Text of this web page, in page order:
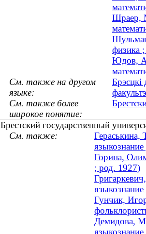
Шраер,
физика
Юдов,
См. также на другом
языке:
См. также более
широкое понятие:
Брестский государственный
См. также:
Гераськина,
Горина,
; род. 1927)
Гунчик,
Демидова,